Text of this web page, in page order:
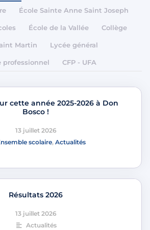
École Sainte Anne Saint Joseph
École de la Vallée Collège
Martin Lycée général
professionnel CFP - UFA
cette année 2025-2026 à Don
Bosco !
13 juillet 2026
scolaire, Actualités
Résultats 2026
13 juillet 2026
Actualités